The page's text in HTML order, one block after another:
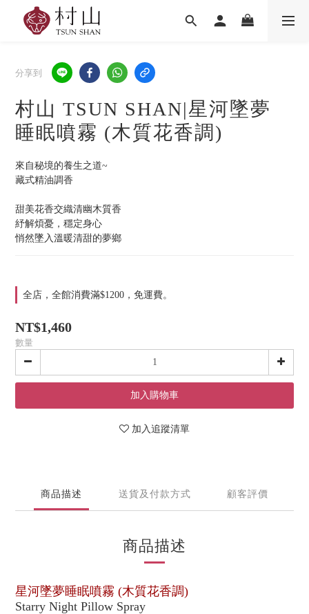
分享到
村山 TSUN SHAN|星河墜夢
睡眠噴霧 (木質花香調)
來自秘境的養生之道~
藏式精油調香
甜美花香交織清幽木質香
紓解煩憂，穩定身心
悄然墜入溫暖清甜的夢鄉
全店，全館消費滿$1200，免運費。
NT$1,460
數量
加入購物車
加入追蹤清單
商品描述 送貨及付款方式 顧客評價
商品描述
星河墜夢睡眠噴霧 (木質花香調)
Starry Night Pillow Spray